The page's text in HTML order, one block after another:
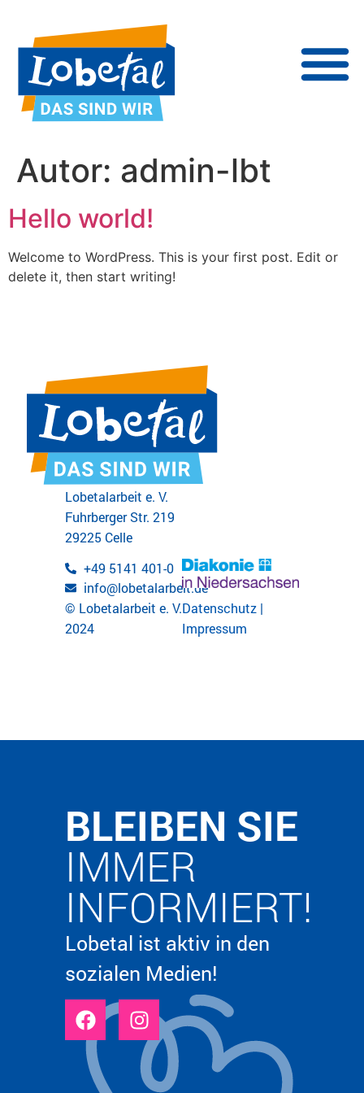
Autor: admin-lbt
Hello world!
Welcome to WordPress. This is your first post. Edit or
delete it, then start writing!
Lobetalarbeit e. V.
Fuhrberger Str. 219
29225 Celle
+49 5141 401-0
info@lobetalarbeit.de
© Lobetalarbeit e. V.
2024
Datenschutz |
Impressum
BLEIBEN SIE
IMMER
INFORMIERT!
Lobetal ist aktiv in den
sozialen Medien!